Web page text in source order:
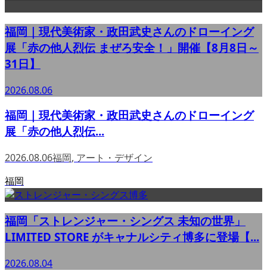
福岡｜現代美術家・政田武史さんのドローイング
展「赤の他人烈伝 まぜろ安全！」開催【8月8日～
31日】
2026.08.06
福岡｜現代美術家・政田武史さんのドローイング
展「赤の他人烈伝...
2026.08.06福岡, アート・デザイン
福岡
福岡「ストレンジャー・シングス 未知の世界」
LIMITED STORE がキャナルシティ博多に登場【...
2026.08.04